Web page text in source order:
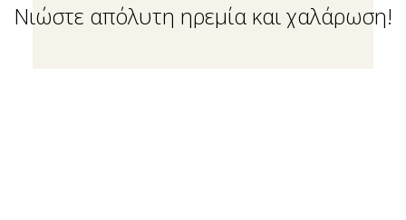
Νιώστε απόλυτη ηρεμία και χαλάρωση!